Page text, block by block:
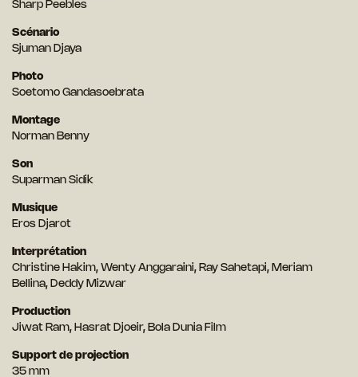
Sharp Peebles
Scénario
Sjuman Djaya
Photo
Soetomo Gandasoebrata
Montage
Norman Benny
Son
Suparman Sidik
Musique
Eros Djarot
Interprétation
Christine Hakim, Wenty Anggaraini, Ray Sahetapi, Meriam
Bellina, Deddy Mizwar
Production
Jiwat Ram, Hasrat Djoeir, Bola Dunia Film
Support de projection
35 mm